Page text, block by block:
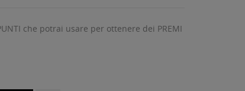
che potrai usare per ottenere dei PREMI